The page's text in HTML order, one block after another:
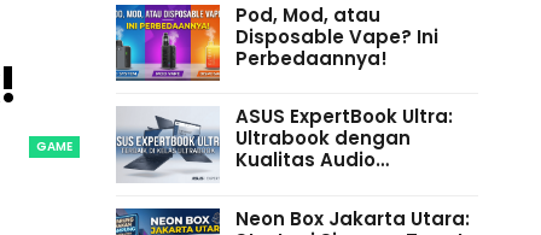
GAME
Pod, Mod, atau
Disposable Vape? Ini
Perbedaannya!
ASUS ExpertBook Ultra:
Ultrabook dengan
Kualitas Audio…
Neon Box Jakarta Utara: